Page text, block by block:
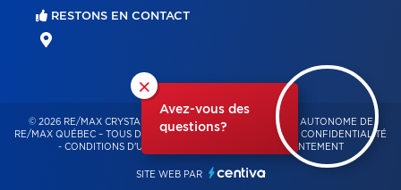
×
Avez-vous des
questions?
RESTONS EN CONTACT
© 2026 RE/MAX CRYSTAL – FRANCHISÉ INDÉPENDANT ET AUTONOME DE
RE/MAX QUÉBEC – TOUS DROITS RÉSERVÉS -
POLITIQUE DE CONFIDENTIALITÉ
- CONDITIONS D'UTILISATION GESTION DU CONSENTEMENT
SITE WEB PAR